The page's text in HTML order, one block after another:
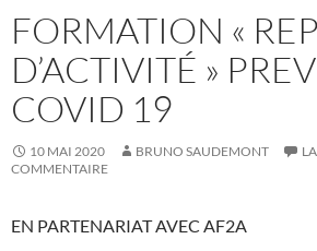
FORMATION «
D’ACTIVITÉ »
COVID 19
10 MAI 2020 BRUNO SAUDEMONT
COMMENTAIRE
EN PARTENARIAT AVEC AF2A